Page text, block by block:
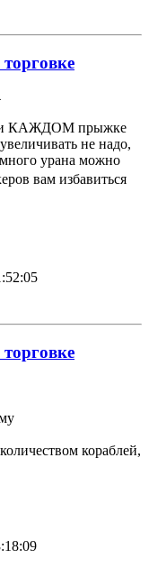
КАЖДОМ прыжке
не надо,
урана можно
вам избавиться
кораблей,